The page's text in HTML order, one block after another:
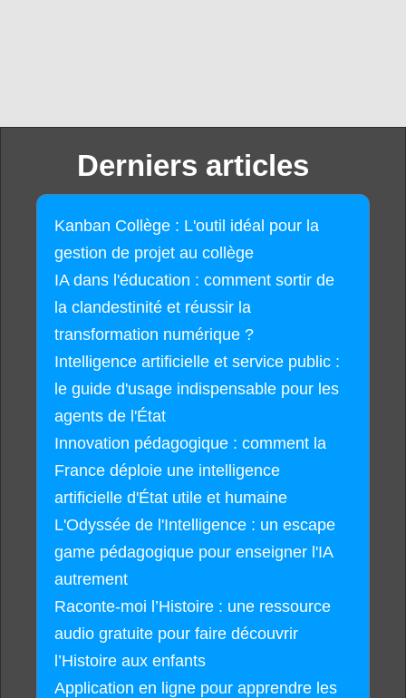
Derniers articles
Kanban Collège : L'outil idéal pour la
gestion de projet au collège
IA dans l'éducation : comment sortir de
la clandestinité et réussir la
transformation numérique ?
Intelligence artificielle et service public :
le guide d'usage indispensable pour les
agents de l'État
Innovation pédagogique : comment la
France déploie une intelligence
artificielle d'État utile et humaine
L'Odyssée de l'Intelligence : un escape
game pédagogique pour enseigner l'IA
autrement
Raconte-moi l’Histoire : une ressource
audio gratuite pour faire découvrir
l’Histoire aux enfants
Application en ligne pour apprendre les